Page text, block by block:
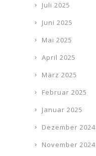
Juli 2025
Juni 2025
Mai 2025
April 2025
März 2025
Februar 2025
Januar 2025
Dezember 2024
November 2024